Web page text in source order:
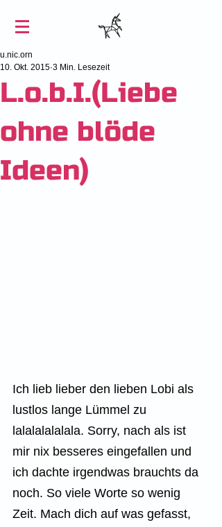
L.o.b.I.(Liebe
ohne blöde
Ideen)
u.nic.orn
10. Okt. 2015 3 Min. Lesezeit
Ich lieb lieber den lieben Lobi als
lustlos lange Lümmel zu
lalalalalalala. Sorry, nach als ist
mir nix besseres eingefallen und
ich dachte irgendwas brauchts da
noch. So viele Worte so wenig
Zeit. Mach dich auf was gefasst,